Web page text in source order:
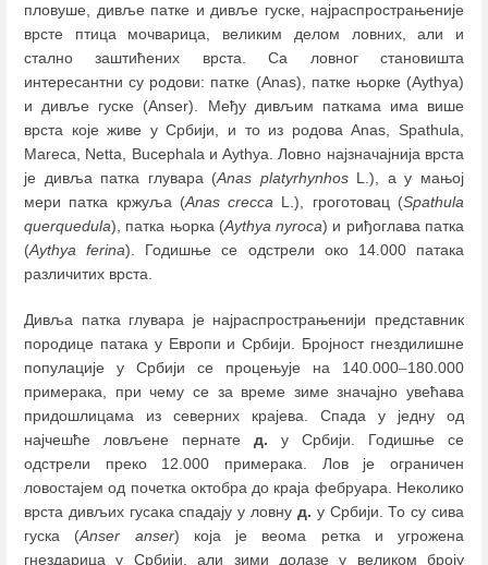
пловуше, дивље патке и дивље гуске, најраспрострањеније
врсте птица мочварица, великим делом ловних, али и
стално заштићених врста. Са ловног становишта
интересантни су родови: патке (Anas), патке њорке (Аythya)
и дивље гуске (Anser). Међу дивљим паткама има више
врста које живе у Србији, и то из родова Anas, Spathula,
Mareca, Netta, Bucephala и Aythya. Ловно најзначајнија врста
је дивља патка глувара (Anas platyrhynhosL.), а у мањој
мери патка кржуља (Anas crecca L.), гроготовац (Spathula
querquedula), патка њорка (Aythya nyroca) и риђоглава патка
(Aythya ferina). Годишње се одстрели око 14.000 патака
различитих врста.
Дивља патка глувара је најраспрострањенији представник
породице патака у Европи и Србији. Бројност гнездилишне
популације у Србији се процењује на 140.000–180.000
примерака, при чему се за време зиме значајно увећава
придошлицама из северних крајева. Спада у једну од
најчешће ловљене пернате д. у Србији. Годишње се
одстрели преко 12.000 примерака. Лов је ограничен
ловостајем од почетка октобра до краја фебруара. Неколико
врста дивљих гусака спадају у ловну д. у Србији. То су сива
гуска (Anser anser) која је веома ретка и угрожена
гнездарица у Србији, али зими долазе у великом броју